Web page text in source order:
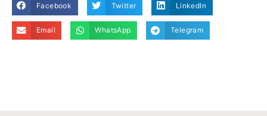
Facebook Twitter LinkedIn
Email WhatsApp Telegram